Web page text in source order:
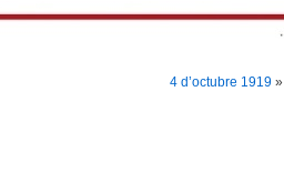
4 d’octubre 1919 »